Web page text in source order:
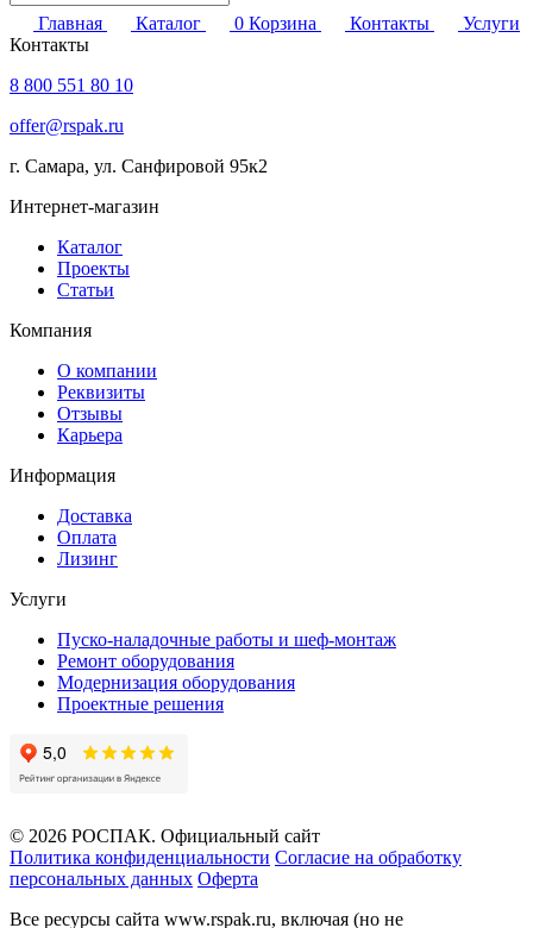
Главная Каталог 0 Корзина Контакты
Услуги
Контакты
8 800 551 80 10
offer@rspak.ru
г. Самара, ул. Санфировой 95к2
Интернет-магазин
Каталог
Проекты
Статьи
Компания
О компании
Реквизиты
Отзывы
Карьера
Информация
Доставка
Оплата
Лизинг
Услуги
Пуско-наладочные работы и шеф-монтаж
Ремонт оборудования
Модернизация оборудования
Проектные решения
© 2026 РОСПАК. Официальный сайт
Политика конфиденциальности Согласие на обработку
персональных данных Оферта
Все ресурсы сайта www.rspak.ru, включая (но не